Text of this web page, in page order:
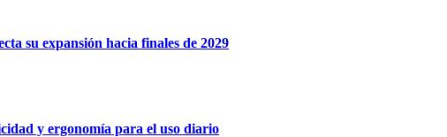
su expansión hacia finales de 2029
y ergonomía para el uso diario